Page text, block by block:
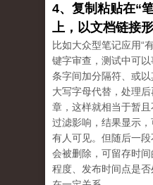
4、复制粘贴在“
上，以文档链接
比如大众型笔记应用“
键字审查，测试中可以
条字间加分隔符、或
大写字母代替，处理
章，这样就相当于暂
过滤影响，结果显示
有人可见。但随后一
会被删除，可留存时
程度、发布时间点是